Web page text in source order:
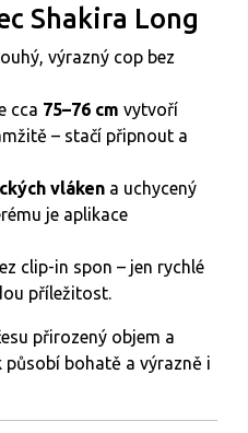
Shakira Long
výrazný cop bez
cca 75–76 cm vytvoří
– stačí připnout a
vláken a uchycený
je aplikace
clip-in spon – jen rychlé
příležitost.
přirozený objem a
bohatě a výrazně i